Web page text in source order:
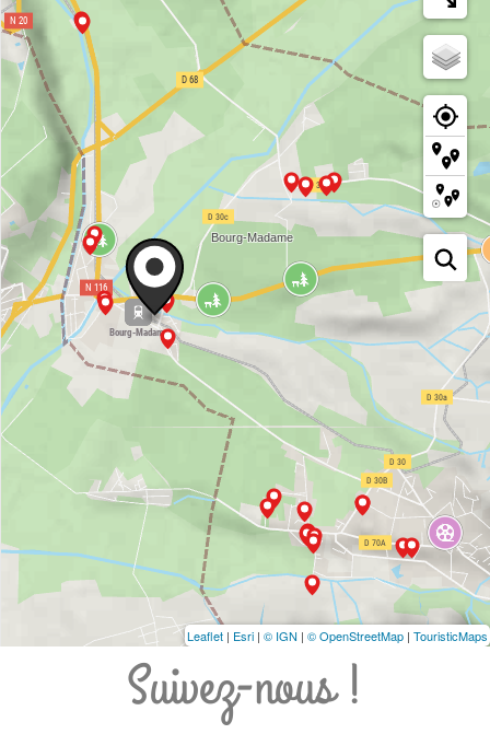
Leaflet | Esri | © IGN | © OpenStreetMap | TouristicMaps
Suivez-nous !